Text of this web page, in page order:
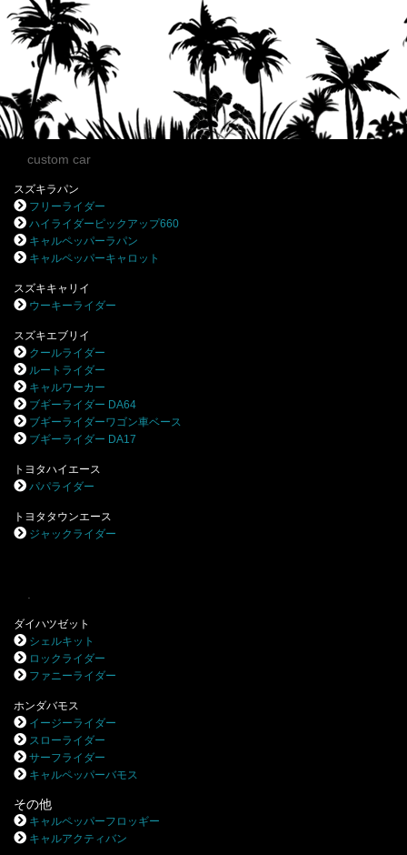
custom car
スズキラパン
フリーライダー
ハイライダーピックアップ660
キャルペッパーラパン
キャルペッパーキャロット
スズキキャリイ
ウーキーライダー
スズキエブリイ
クールライダー
ルートライダー
キャルワーカー
ブギーライダー DA64
ブギーライダーワゴン車ベース
ブギーライダー DA17
トヨタハイエース
パパライダー
トヨタタウンエース
ジャックライダー
.
ダイハツゼット
シェルキット
ロックライダー
ファニーライダー
ホンダバモス
イージーライダー
スローライダー
サーフライダー
キャルペッパーバモス
その他
キャルペッパーフロッギー
キャルアクティバン